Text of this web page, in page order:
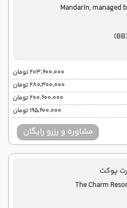
Mandarin, managed
۲۰۳٬۶۰۰٬۰۰۰ تومان
۲۸۰٬۳۰۰٬۰۰۰ تومان
۲۰۰٬۶۰۰٬۰۰۰ تومان
۱۹۵٬۶۰۰٬۰۰۰ تومان
مشاوره و رزرو رایگان
پوکت
The Charm